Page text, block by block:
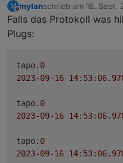
Meine P100, welche
auf 1.2.1 erhalten
M
Offline
mylanschrieb am 16. Sept.
zuletzt editiert von
Falls das Protokoll was
Plugs:
tapo.0
2023-09-16 14: 53:
tapo.0
2023-09-16 14: 53:
tapo.0
2023-09-16 14: 53: